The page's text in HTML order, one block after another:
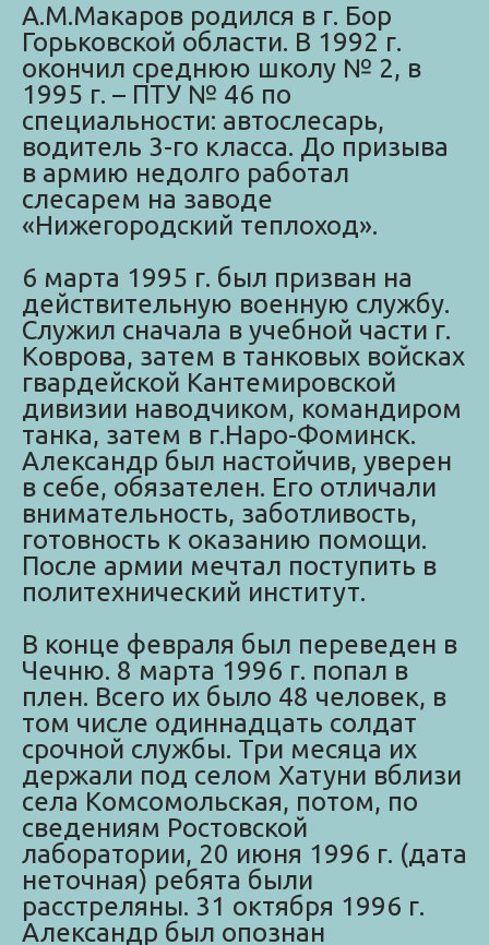
А.М.Макаров родился в г. Бор
Горьковской области. В 1992 г.
окончил среднюю школу № 2, в
1995 г. – ПТУ № 46 по
специальности: автослесарь,
водитель 3-го класса. До призыва
в армию недолго работал
слесарем на заводе
«Нижегородский теплоход».
6 марта 1995 г. был призван на
действительную военную службу.
Служил сначала в учебной части г.
Коврова, затем в танковых войсках
гвардейской Кантемировской
дивизии наводчиком, командиром
танка, затем в г.Наро-Фоминск.
Александр был настойчив, уверен
в себе, обязателен. Его отличали
внимательность, заботливость,
готовность к оказанию помощи.
После армии мечтал поступить в
политехнический институт.
В конце февраля был переведен в
Чечню. 8 марта 1996 г. попал в
плен. Всего их было 48 человек, в
том числе одиннадцать солдат
срочной службы. Три месяца их
держали под селом Хатуни вблизи
села Комсомольская, потом, по
сведениям Ростовской
лаборатории, 20 июня 1996 г. (дата
неточная) ребята были
расстреляны. 31 октября 1996 г.
Александр был опознан